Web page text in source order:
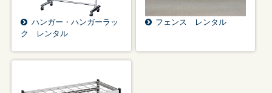
ハンガー・ハンガーラッ
ク レンタル
フェンス レンタル